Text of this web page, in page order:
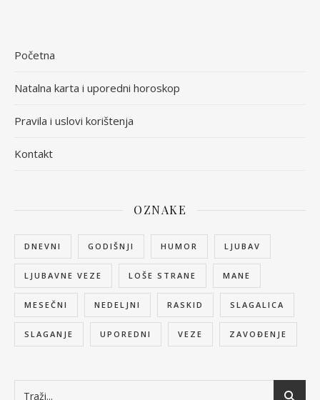
Početna
Natalna karta i uporedni horoskop
Pravila i uslovi korištenja
Kontakt
OZNAKE
DNEVNI GODIŠNJI HUMOR LJUBAV
LJUBAVNE VEZE LOŠE STRANE MANE
MESEČNI NEDELJNI RASKID SLAGALICA
SLAGANJE UPOREDNI VEZE ZAVOĐENJE